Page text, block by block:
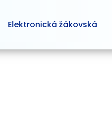
Elektronická žákovská